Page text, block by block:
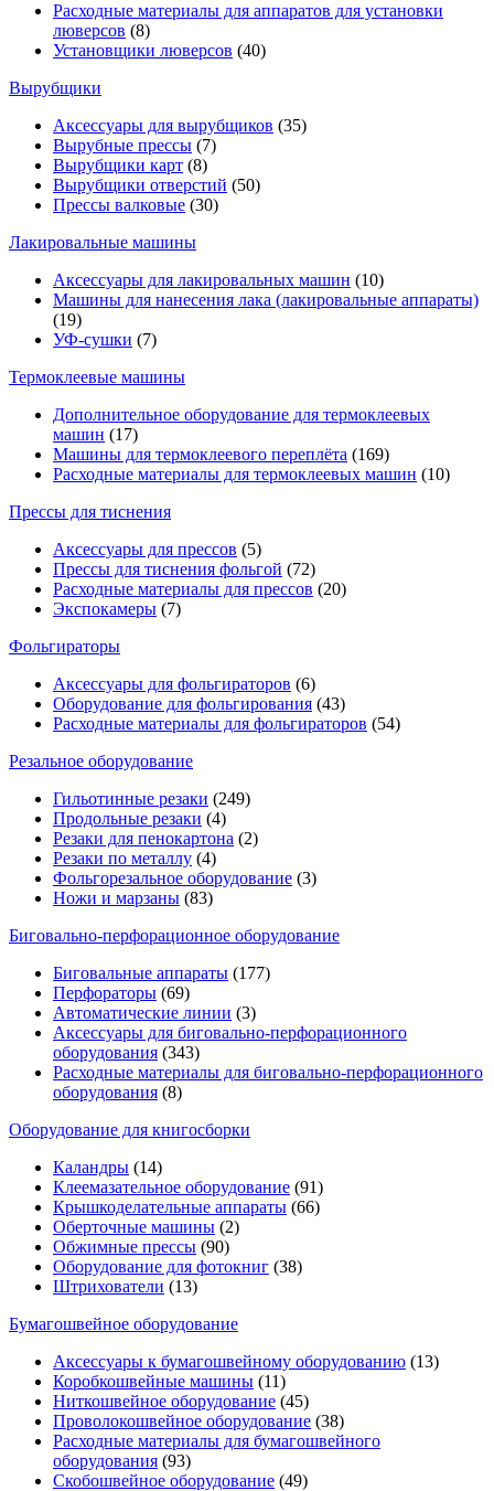
Расходные материалы для аппаратов для установки
люверсов (8)
Установщики люверсов (40)
Вырубщики
Аксессуары для вырубщиков (35)
Вырубные прессы (7)
Вырубщики карт (8)
Вырубщики отверстий (50)
Прессы валковые (30)
Лакировальные машины
Аксессуары для лакировальных машин (10)
Машины для нанесения лака (лакировальные аппараты)
(19)
УФ-сушки (7)
Термоклеевые машины
Дополнительное оборудование для термоклеевых
машин (17)
Машины для термоклеевого переплёта (169)
Расходные материалы для термоклеевых машин (10)
Прессы для тиснения
Аксессуары для прессов (5)
Прессы для тиснения фольгой (72)
Расходные материалы для прессов (20)
Экспокамеры (7)
Фольгираторы
Аксессуары для фольгираторов (6)
Оборудование для фольгирования (43)
Расходные материалы для фольгираторов (54)
Резальное оборудование
Гильотинные резаки (249)
Продольные резаки (4)
Резаки для пенокартона (2)
Резаки по металлу (4)
Фольгорезальное оборудование (3)
Ножи и марзаны (83)
Биговально-перфорационное оборудование
Биговальные аппараты (177)
Перфораторы (69)
Автоматические линии (3)
Аксессуары для биговально-перфорационного
оборудования (343)
Расходные материалы для биговально-перфорационного
оборудования (8)
Оборудование для книгосборки
Каландры (14)
Клеемазательное оборудование (91)
Крышкоделательные аппараты (66)
Оберточные машины (2)
Обжимные прессы (90)
Оборудование для фотокниг (38)
Штрихователи (13)
Бумагошвейное оборудование
Аксессуары к бумагошвейному оборудованию (13)
Коробкошвейные машины (11)
Ниткошвейное оборудование (45)
Проволокошвейное оборудование (38)
Расходные материалы для бумагошвейного
оборудования (93)
Скобошвейное оборудование (49)